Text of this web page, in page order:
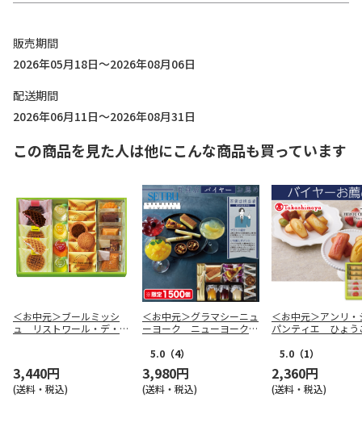
販売期間
2026年05月18日～2026年08月06日
配送期間
2026年06月11日～2026年08月31日
この商品を見た人は他にこんな商品も買っています
＜お中元＞ブールミッシ
ュ リストワール・デ・ガ
3,440円
(送料・税込)
＜お中元＞グラマシーニュ
ーヨーク ニューヨークモ
5.0 （4）
3,980円
(送料・税込)
＜お中元＞アンリ・
パンティエ ひょう
5.0 （1）
2,360円
(送料・税込)